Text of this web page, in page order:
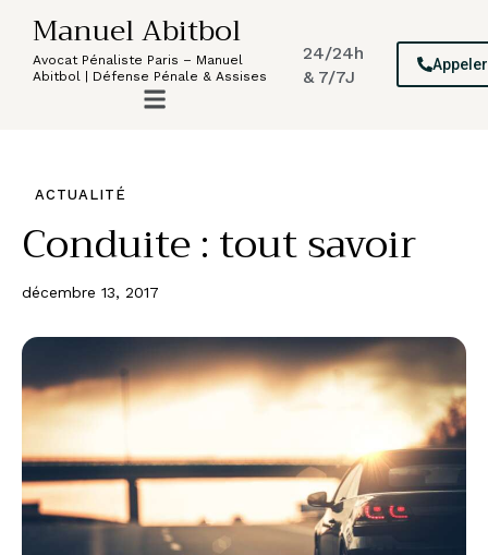
Manuel Abitbol
Avocat Pénaliste Paris – Manuel
Abitbol | Défense Pénale & Assises
24/24h
& 7/7J
Appeler
ACTUALITÉ
Conduite : tout savoir
décembre 13, 2017